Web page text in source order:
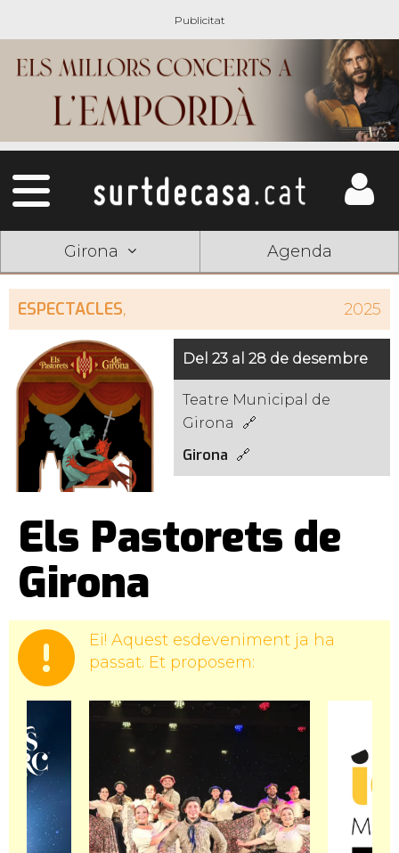
Girona Agenda
ESPECTACLES, 2025
Del 23 al 28 de desembre
Teatre Municipal de
Girona
Girona
Els Pastorets de
Girona
Ei! Aquest esdeveniment ja ha
passat. Et proposem: